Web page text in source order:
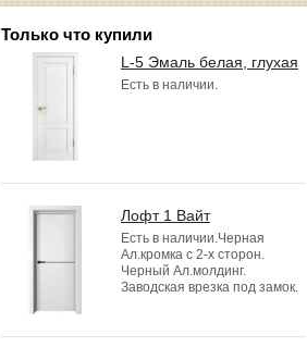
Только что купили
L-5 Эмаль белая, глухая
Есть в наличии.
Лофт 1 Вайт
Есть в наличии.Черная
Ал.кромка с 2-х сторон.
Черный Ал.молдинг.
Заводская врезка под замок.